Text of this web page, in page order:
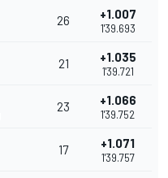
26 +1.007
1'39.693
21 +1.035
1'39.721
23 +1.066
1'39.752
17 +1.071
1'39.757